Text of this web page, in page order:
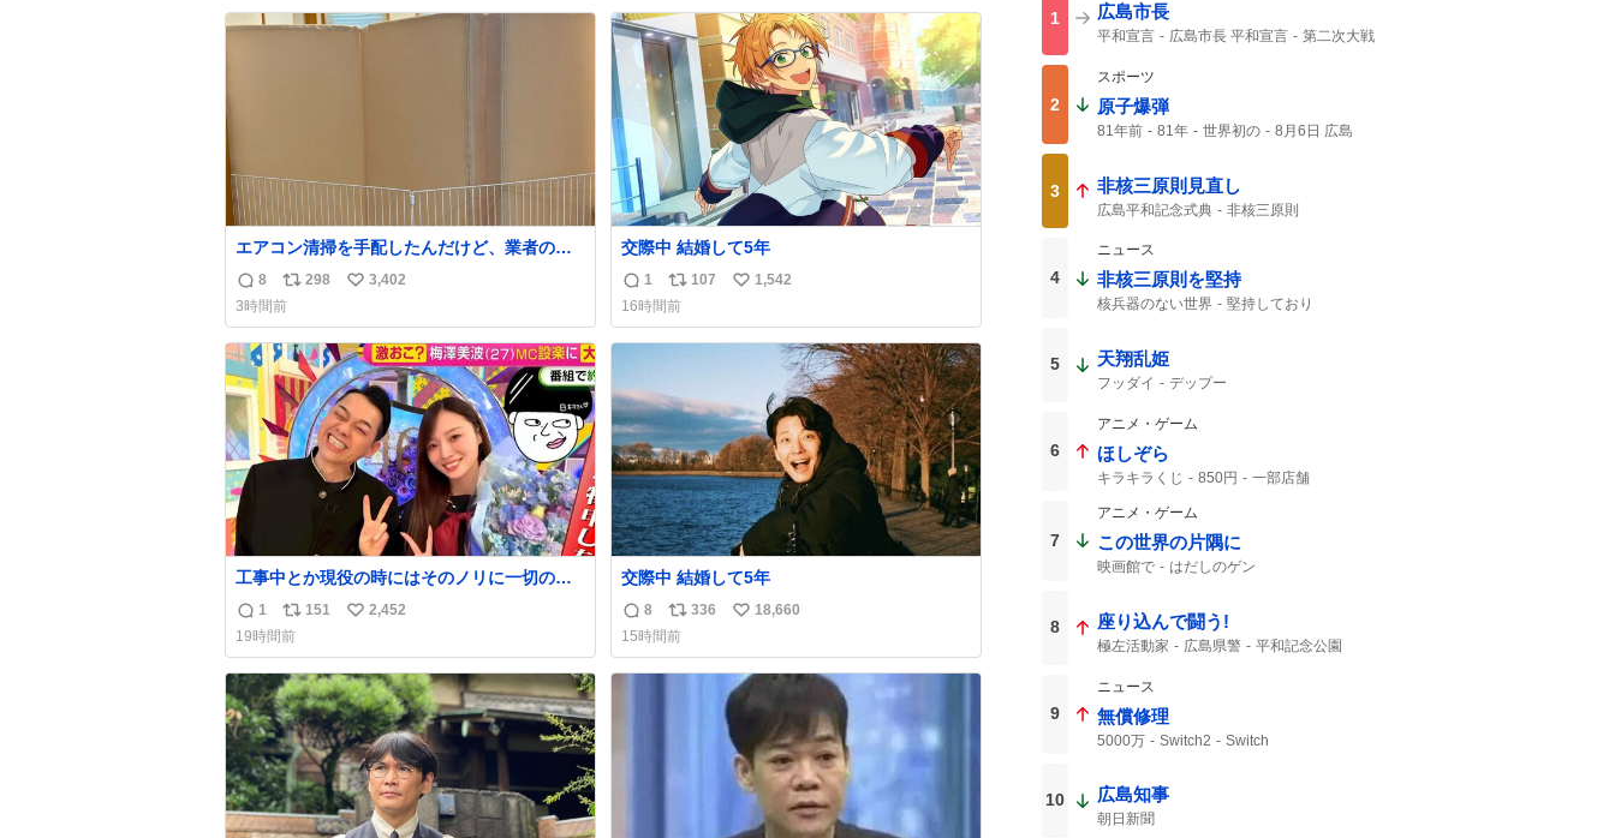
エアコン清掃を手配したんだけど、業者の方
にめっちゃ吠えるから隔離した。これでもう
安心だ。
返
信
数
8
リ
ポ
ス
ト
数
298
い
ね
数
3,402
3時間前
交際中 結婚して5年
返
信
数
1
リ
ポ
ス
数
107
い
ね
1,542
16時間前
工事中とか現役の時にはそのノリに一切のっ
てなかった1番の「設楽の女」が卒業して頭角
を現しはじめてて大好き🥲🥲 設楽さんの返し
返
信
数
1
リ
ポ
ス
ト
数
151
い
ね
数
2,452
19時間前
交際中 結婚して5年
返
信
数
8
リ
ポ
ス
336
い
ね
数
18,660
15時間前
1 広島市長
平和宣言 広島市長 平和宣言
第二次大戦
2000年
2
スポーツ
原子爆弾
81年前 81年 世界初の 8月6日 広島
3 非核三原則見直し
広島平和記念式典 非核三原則
4
ニュース
非核三原則を堅持
核兵器のない世界
堅持しており
5 天翔乱姫
フッダイ デップー
6
アニメ・ゲーム
ほしぞら
キラキラくじ 850円
一部店舗
シルバニアファミリー
7
アニメ・ゲーム
この世界の片隅に
映画館で はだしのゲン
8 座り込んで闘う!
極左活動家 広島県警
平和記念公園
9
ニュース
無償修理
5000万 Switch2 Switch
10 広島知事
朝日新聞